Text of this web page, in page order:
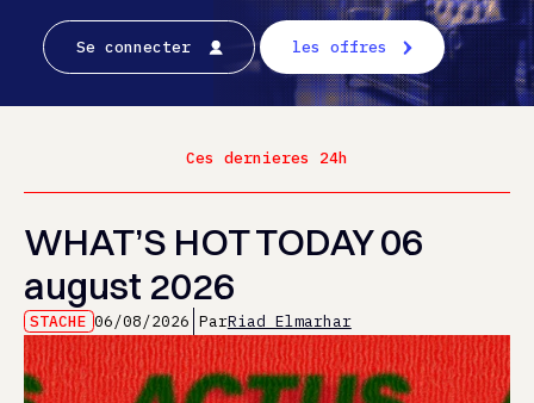
Se connecter les offres
Ces dernieres 24h
WHAT’S HOT TODAY 06
august 2026
STACHE 06/08/2026 ParRiad Elmarhar